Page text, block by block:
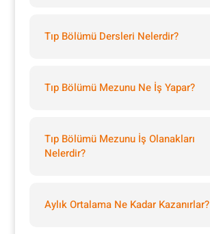
Tıp Bölümü Dersleri Nelerdir?
Tıp Bölümü Mezunu Ne İş Yapar?
Tıp Bölümü Mezunu İş Olanakları
Nelerdir?
Aylık Ortalama Ne Kadar Kazanırlar?